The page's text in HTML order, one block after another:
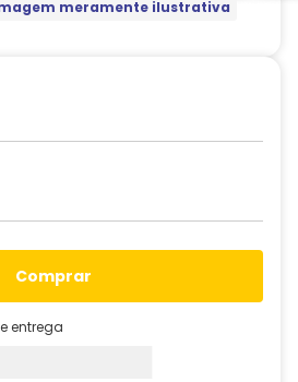
meramente ilustrativa
comprar
entrega